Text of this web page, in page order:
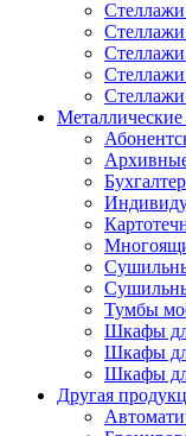
Стеллажи
Тумбы
Шкафы
Шкафы
Шкафы
Другая